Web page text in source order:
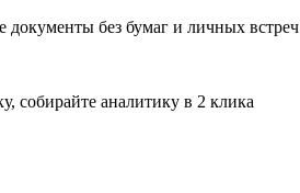
документы без бумаг и личных встреч
собирайте аналитику в 2 клика